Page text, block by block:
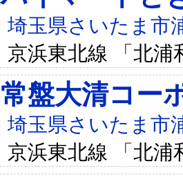
埼玉県さいたま市
京浜東北線 「北浦
常盤大清コー
埼玉県さいたま市
京浜東北線 「北浦